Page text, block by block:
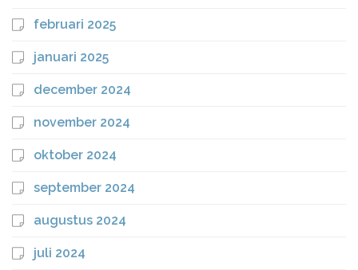
februari 2025
januari 2025
december 2024
november 2024
oktober 2024
september 2024
augustus 2024
juli 2024